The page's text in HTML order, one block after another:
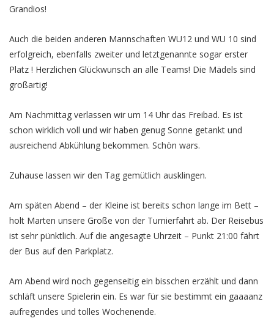
Grandios!
Auch die beiden anderen Mannschaften WU12 und WU 10 sind
erfolgreich, ebenfalls zweiter und letztgenannte sogar erster
Platz ! Herzlichen Glückwunsch an alle Teams! Die Mädels sind
großartig!
Am Nachmittag verlassen wir um 14 Uhr das Freibad. Es ist
schon wirklich voll und wir haben genug Sonne getankt und
ausreichend Abkühlung bekommen. Schön wars.
Zuhause lassen wir den Tag gemütlich ausklingen.
Am späten Abend – der Kleine ist bereits schon lange im Bett –
holt Marten unsere Große von der Turnierfahrt ab. Der Reisebus
ist sehr pünktlich. Auf die angesagte Uhrzeit – Punkt 21:00 fährt
der Bus auf den Parkplatz.
Am Abend wird noch gegenseitig ein bisschen erzählt und dann
schläft unsere Spielerin ein. Es war für sie bestimmt ein gaaaanz
aufregendes und tolles Wochenende.